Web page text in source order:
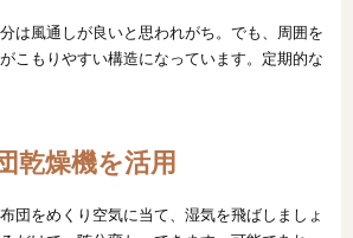
は風通しが良いと思われがち。でも、周囲を
こもりやすい構造になっています。定期的な
乾燥機を活用
団をめくり空気に当て、湿気を飛ばしましょ